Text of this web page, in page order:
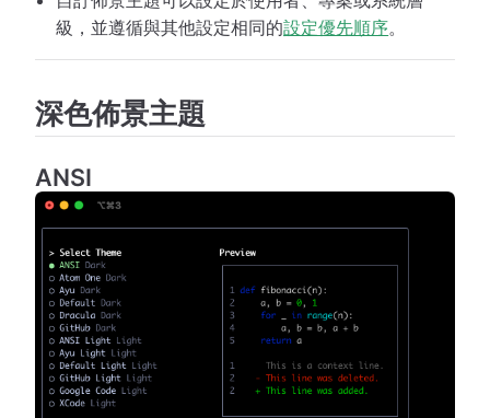
級，並遵循與其他設定相同的設定優先順序。
深色佈景主題
ANSI